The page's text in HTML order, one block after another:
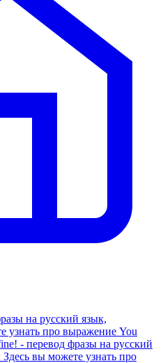
на русский язык,
узнать про выражение You
- перевод фразы на русский
Здесь вы можете узнать про